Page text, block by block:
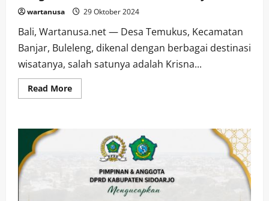
wartanusa 29 Oktober 2024
Bali, Wartanusa.net — Desa Temukus, Kecamatan
Banjar, Buleleng, dikenal dengan berbagai destinasi
wisatanya, salah satunya adalah Krisna...
Read MoreRead
more
Wahana
dengan
Ombak
Satu-